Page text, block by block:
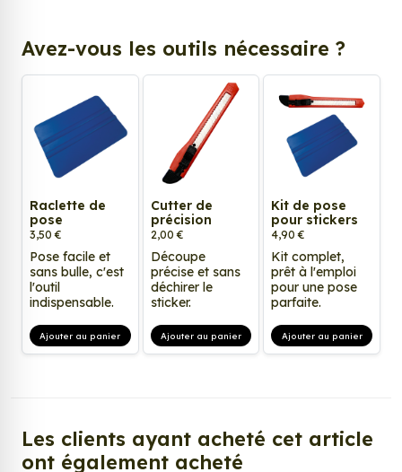
Avez-vous les outils nécessaire ?
Raclette de
pose
3,50 €
Pose facile et
sans bulle, c'est
l'outil
indispensable.
Ajouter au panier
Cutter de
précision
2,00 €
Découpe
précise et sans
déchirer le
sticker.
Ajouter au panier
Kit de pose
pour stickers
4,90 €
Kit complet,
prêt à l'emploi
pour une pose
parfaite.
Ajouter au panier
Les clients ayant acheté cet article
ont également acheté